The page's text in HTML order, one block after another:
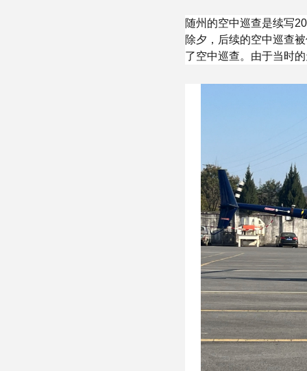
随州的空中巡查是续写
除夕，后续的空中巡查
了空中巡查。由于当时